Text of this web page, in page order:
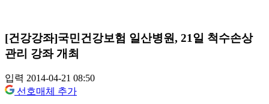
[건강강좌]국민건강보험 일산병원, 21일 척수손상
관리 강좌 개최
입력 2014-04-21 08:50
선호매체 추가